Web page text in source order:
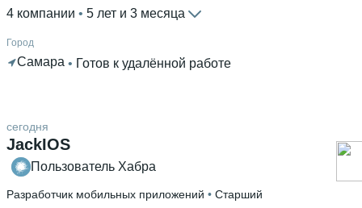
4 компании 5 лет и 3 месяца
Город
Самара • Готов к удалённой работе
JackIOS
сегодня
Пользователь Хабра
Разработчик мобильных приложений • Старший